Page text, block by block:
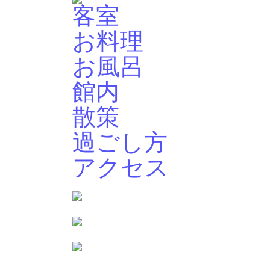
客室
お料理
お風呂
館内
散策
過ごし方
アクセス